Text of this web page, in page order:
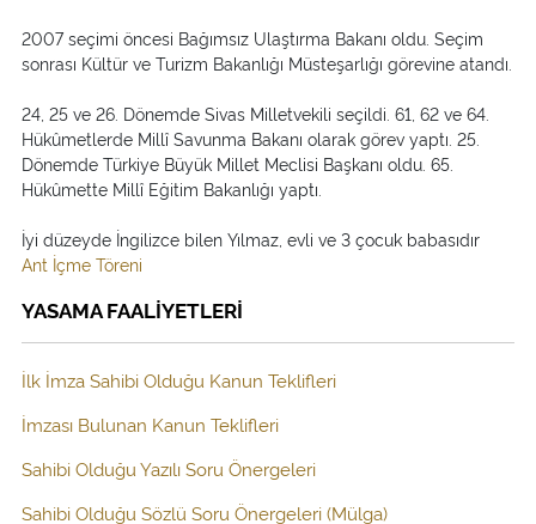
2007 seçimi öncesi Bağımsız Ulaştırma Bakanı oldu. Seçim
sonrası Kültür ve Turizm Bakanlığı Müsteşarlığı görevine atandı.
24, 25 ve 26. Dönemde Sivas Milletvekili seçildi. 61, 62 ve 64.
Hükûmetlerde Millî Savunma Bakanı olarak görev yaptı. 25.
Dönemde Türkiye Büyük Millet Meclisi Başkanı oldu. 65.
Hükûmette Millî Eğitim Bakanlığı yaptı.
İyi düzeyde İngilizce bilen Yılmaz, evli ve 3 çocuk babasıdır
Ant İçme Töreni
YASAMA FAALİYETLERİ
İlk İmza Sahibi Olduğu Kanun Teklifleri
İmzası Bulunan Kanun Teklifleri
Sahibi Olduğu Yazılı Soru Önergeleri
Sahibi Olduğu Sözlü Soru Önergeleri (Mülga)